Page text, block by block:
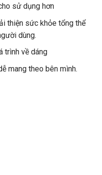
sử dụng hơn
thiện sức khỏe tổng thể
dùng.
trình về dáng
mang theo bên mình.